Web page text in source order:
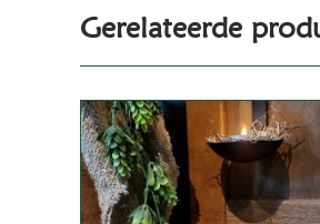
t
e
n
a
t
i
v
Gerelateerde